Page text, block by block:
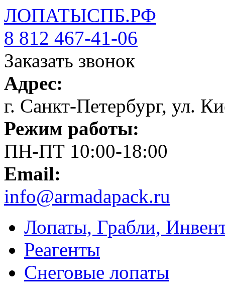
ЛОПАТЫСПБ.РФ
8 812 467-41-06
Заказать звонок
Адрес:
г. Санкт-Петербург, ул.
Режим работы:
ПН-ПТ 10:00-18:00
Email:
info@armadapack.ru
Лопаты, Грабли,
Реагенты
Снеговые лопаты